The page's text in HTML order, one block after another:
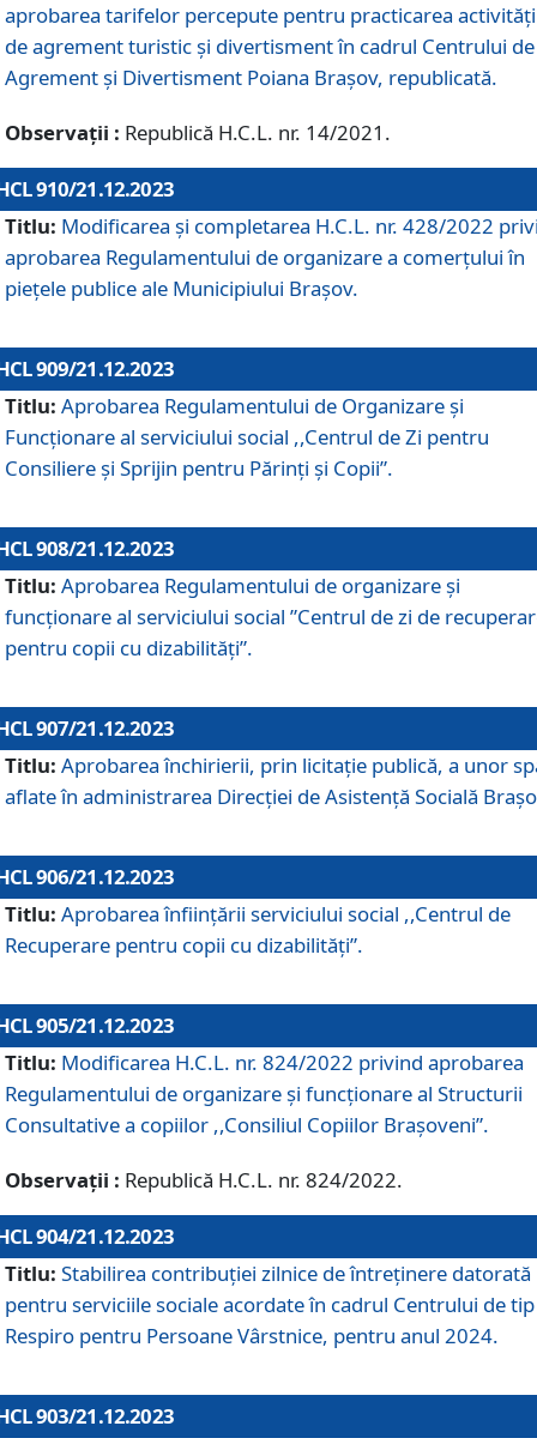
aprobarea tarifelor percepute pentru practicarea
de agrement turistic și divertisment în cadrul Centrului de
Agrement și Divertisment Poiana Brașov, republicată.
Observații : Republică H.C.L. nr. 14/2021.
910/21.12.2023
Titlu: Modificarea și completarea H.C.L. nr. 428/2022
aprobarea Regulamentului de organizare a comerțului în
piețele publice ale Municipiului Braşov.
909/21.12.2023
Titlu: Aprobarea Regulamentului de Organizare și
Funcționare al serviciului social ,,Centrul de Zi pentru
Consiliere şi Sprijin pentru Părinţi şi Copii”.
908/21.12.2023
Titlu: Aprobarea Regulamentului de organizare şi
funcţionare al serviciului social ”Centrul de zi de
pentru copii cu dizabilități”.
907/21.12.2023
Titlu: Aprobarea închirierii, prin licitație publică, a unor
aflate în administrarea Direcției de Asistență Socială
906/21.12.2023
Titlu: Aprobarea înființării serviciului social ,,Centrul de
Recuperare pentru copii cu dizabilități”.
905/21.12.2023
Titlu: Modificarea H.C.L. nr. 824/2022 privind aprobarea
Regulamentului de organizare şi funcţionare al Structurii
Consultative a copiilor ,,Consiliul Copiilor Braşoveni”.
Observații : Republică H.C.L. nr. 824/2022.
904/21.12.2023
Titlu: Stabilirea contribuţiei zilnice de întreținere datorată
pentru serviciile sociale acordate în cadrul Centrului de tip
Respiro pentru Persoane Vârstnice, pentru anul 2024.
903/21.12.2023